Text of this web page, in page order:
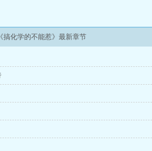
《搞化学的不能惹》最新章节